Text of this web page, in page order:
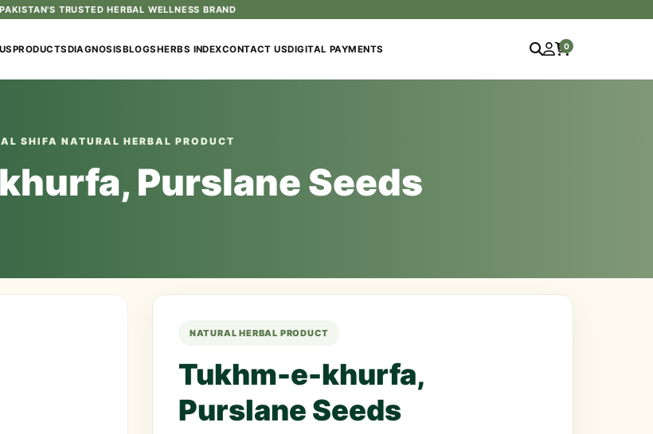
PAKISTAN'S TRUSTED HERBAL WELLNESS BRAND
PRODUCTSDIAGNOSISBLOGSHERBS INDEXCONTACT USDIGITAL PAYMENTS 0
AL SHIFA NATURAL HERBAL PRODUCT
Purslane Seeds
NATURAL HERBAL PRODUCT
Tukhm-e-khurfa,
Purslane Seeds